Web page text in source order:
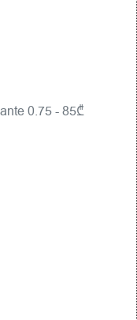
0.75 - 85₾